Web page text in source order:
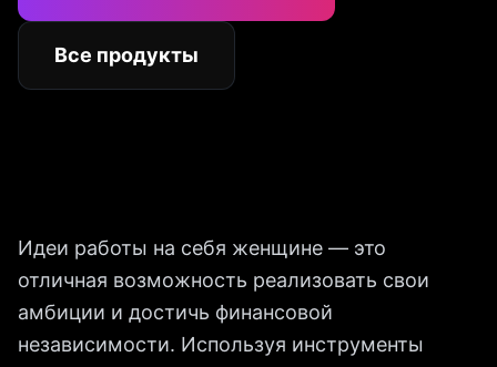
Все продукты
Идеи работы на себя женщине — это
отличная возможность реализовать свои
амбиции и достичь финансовой
независимости. Используя инструменты